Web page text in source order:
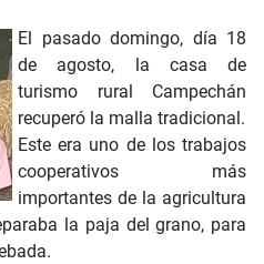
El pasado domingo, día 18
de agosto, la casa de
turismo rural Campechán
recuperó la malla tradicional.
Este era uno de los trabajos
cooperativos más
importantes de la agricultura
la paja del grano, para